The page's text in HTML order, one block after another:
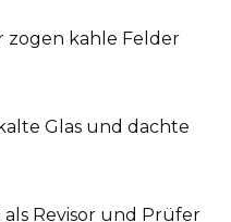
zogen kahle Felder
Glas und dachte
als Revisor und Prüfer